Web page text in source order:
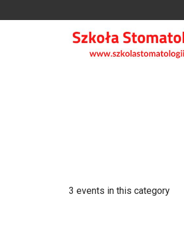
3 events in this category